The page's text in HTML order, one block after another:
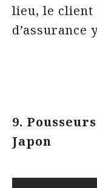
lieu, le client
d’assurance
9.
Japon